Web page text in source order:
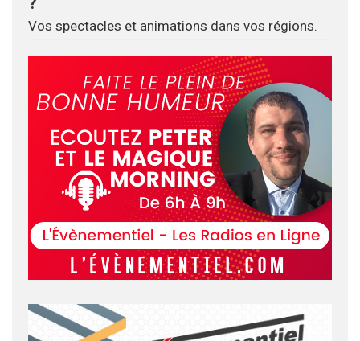
Vos spectacles et animations dans vos régions.